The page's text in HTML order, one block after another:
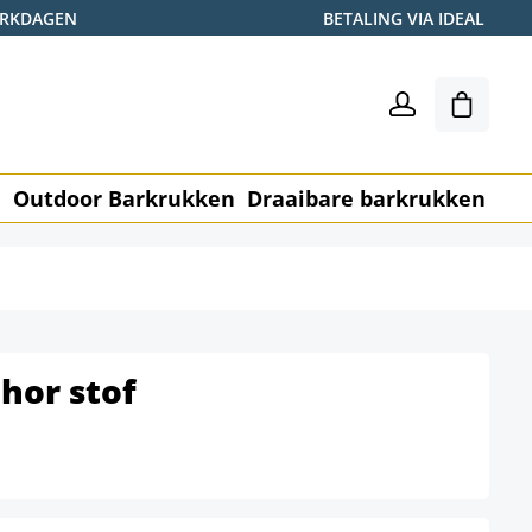
BETALING VIA IDEAL
Outdoor Barkrukken Draaibare barkrukken
stof